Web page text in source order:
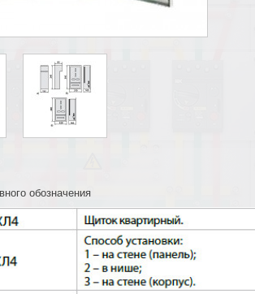
обозначения